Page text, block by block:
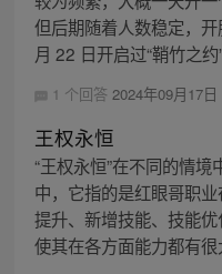
但后期随着人数稳定，
月 22 日开启过“鞘竹之
1 个回答 2024年09月17日
王权永恒
“王权永恒”在不同的情境
中，它指的是红眼哥职
提升、新增技能、技能优
使其在各方面能力都有